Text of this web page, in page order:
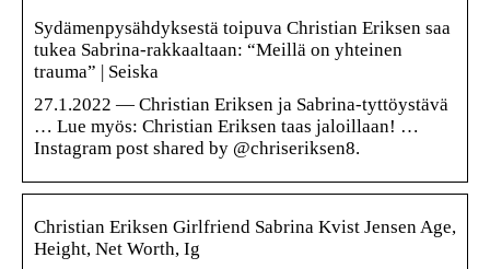
Sydämenpysähdyksestä toipuva Christian Eriksen saa
tukea Sabrina-rakkaaltaan: “Meillä on yhteinen
trauma” | Seiska
27.1.2022 — Christian Eriksen ja Sabrina-tyttöystävä
… Lue myös: Christian Eriksen taas jaloillaan! …
Instagram post shared by @chriseriksen8.
Christian Eriksen Girlfriend Sabrina Kvist Jensen Age,
Height, Net Worth, Ig